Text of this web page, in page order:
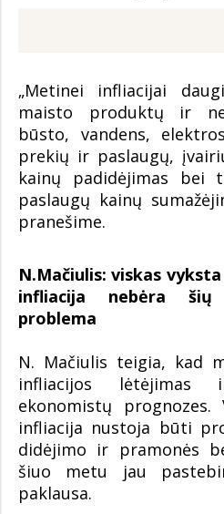
„Metinei infliacijai
maisto produktų ir
būsto, vandens,
prekių ir paslaugų,
kainų padidėjimas bei
paslaugų kainų
pranešime.
N.Mačiulis: viskas
infliacija nebėra šių
problema
N. Mačiulis teigia, kad
infliacijos
ekonomistų
infliacija nustoja būti
didėjimo ir pramonės
šiuo metu jau
paklausa.